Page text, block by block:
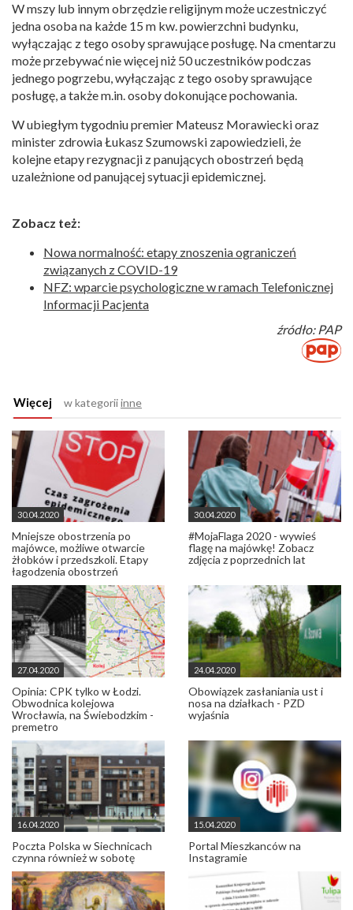
W mszy lub innym obrzędzie religijnym może uczestniczyć
jedna osoba na każde 15 m kw. powierzchni budynku,
wyłączając z tego osoby sprawujące posługę. Na cmentarzu
może przebywać nie więcej niż 50 uczestników podczas
jednego pogrzebu, wyłączając z tego osoby sprawujące
posługę, a także m.in. osoby dokonujące pochowania.
W ubiegłym tygodniu premier Mateusz Morawiecki oraz
minister zdrowia Łukasz Szumowski zapowiedzieli, że
kolejne etapy rezygnacji z panujących obostrzeń będą
uzależnione od panującej sytuacji epidemicznej.
Zobacz też:
Nowa normalność: etapy znoszenia ograniczeń
związanych z COVID-19
NFZ: wparcie psychologiczne w ramach Telefonicznej
Informacji Pacjenta
źródło: PAP
Więcej w kategoriiinne
30.04.2020
Mniejsze obostrzenia po
majówce, możliwe otwarcie
żłobków i przedszkoli. Etapy
łagodzenia obostrzeń
30.04.2020
#MojaFlaga 2020 - wywieś
flagę na majówkę! Zobacz
zdjęcia z poprzednich lat
27.04.2020
Opinia: CPK tylko w Łodzi.
Obwodnica kolejowa
Wrocławia, na Świebodzkim -
premetro
24.04.2020
Obowiązek zasłaniania ust i
nosa na działkach - PZD
wyjaśnia
16.04.2020
Poczta Polska w Siechnicach
czynna również w sobotę
15.04.2020
Portal Mieszkanców na
Instagramie